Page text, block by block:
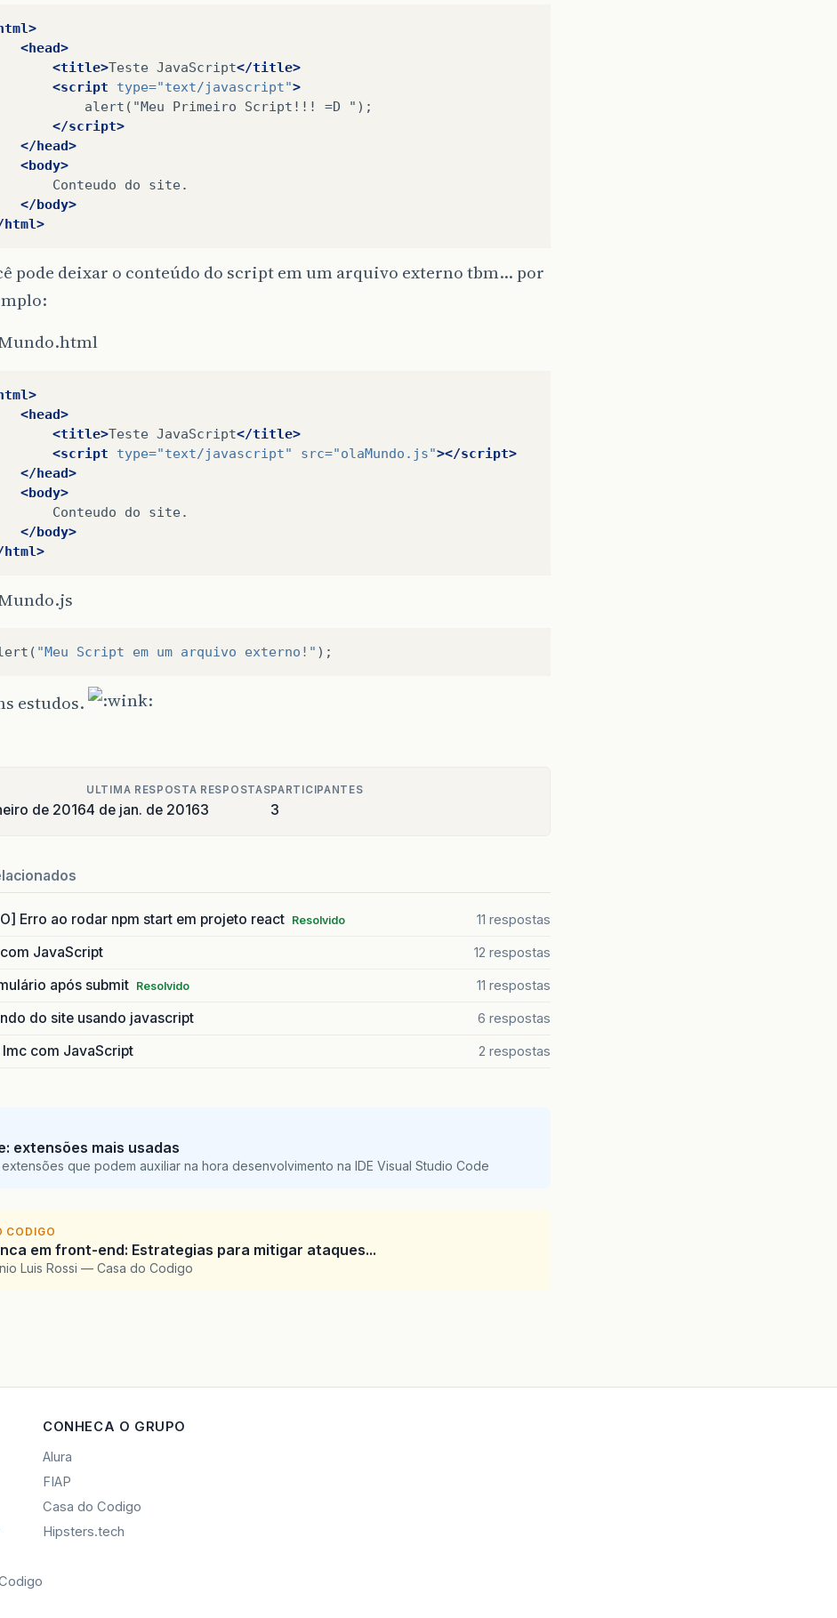
<head>
<title>Teste JavaScript</title>
<script
type="text/javascript">
alert("Meu
Primeiro Script!!! =D
</script>
</head>
<body>
Conteudo
do
</body>
html>
pode deixar o conteúdo do script em um arquivo externo tbm… por
<head>
<title>Teste JavaScript</title>
<script
type="text/javascript" src="olaMundo.js"></script>
</head>
<body>
Conteudo
do
</body>
html>
( "Meu Script em um arquivo externo!" );
estudos.
de 2016
ULTIMA RESPOSTA
4 de jan. de 2016
RESPOSTAS
3
PARTICIPANTES
3
Erro ao rodar npm start em projeto react Resolvido 11 respostas
JavaScript 12 respostas
após submit Resolvido 11 respostas
do site usando javascript 6 respostas
com JavaScript 2 respostas
extensões mais usadas
extensões que podem auxiliar na hora desenvolvimento na IDE Visual Studio Code
CODIGO
em front-end: Estrategias para mitigar ataques...
Luis Rossi — Casa do Codigo
CONHECA O GRUPO
Alura
FIAP
Casa do Codigo
Hipsters.tech